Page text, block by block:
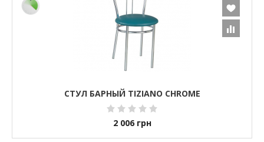
СТУЛ БАРНЫЙ TIZIANO CHROME
2 006 грн